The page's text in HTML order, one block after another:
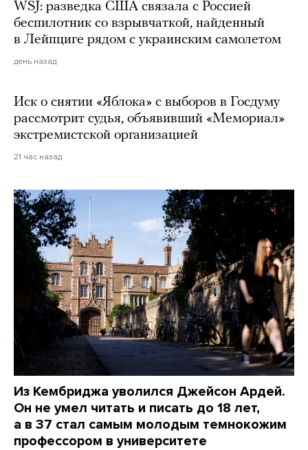
WSJ: разведка США связала с Россией
беспилотник со взрывчаткой, найденный
в Лейпциге рядом с украинским самолетом
день назад
Иск о снятии «Яблока» с выборов в Госдуму
рассмотрит судья, объявивший «Мемориал»
экстремистской организацией
21 час назад
Из Кембриджа уволился Джейсон Ардей.
Он не умел читать и писать до 18 лет,
а в 37 стал самым молодым темнокожим
профессором в университете